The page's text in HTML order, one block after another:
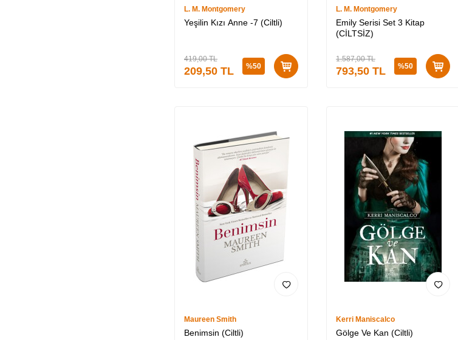
L. M. Montgomery
Yeşilin Kızı Anne -7 (Ciltli)
419,00TL
209,50 TL %50
L. M. Montgomery
Emily Serisi Set 3 Kitap
(CİLTSİZ)
1.587,00TL
793,50 TL %50
Maureen Smith
Benimsin (Ciltli)
Kerri Maniscalco
Gölge Ve Kan (Ciltli)